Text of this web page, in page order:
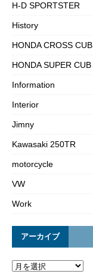
H-D SPORTSTER
History
HONDA CROSS CUB
HONDA SUPER CUB
Information
Interior
Jimny
Kawasaki 250TR
motorcycle
VW
Work
アーカイブ